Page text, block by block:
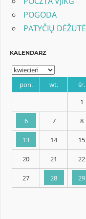
POGODA
PATYČIŲ DĖŽUTĖ